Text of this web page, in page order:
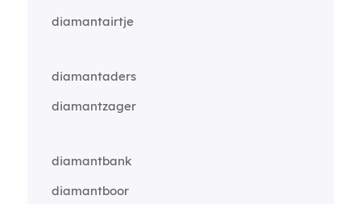
diamantairtje
diamantaders
diamantzager
diamantbank
diamantboor